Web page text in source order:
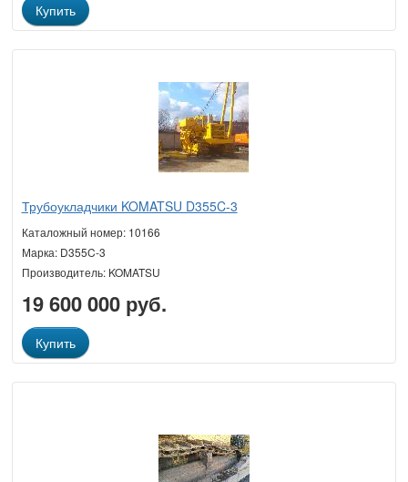
Купить
Трубоукладчики KOMATSU D355C-3
Каталожный номер: 10166
Марка: D355C-3
Производитель: KOMATSU
19 600 000 руб.
Купить